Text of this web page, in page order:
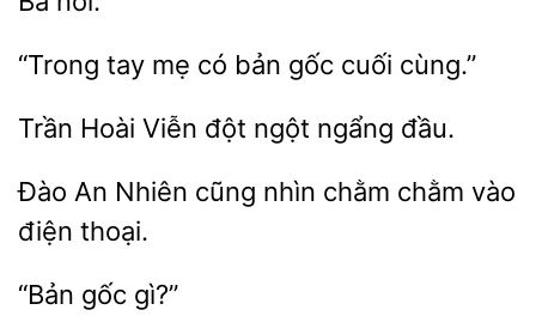
“Trong tay có bản gốc
Hoài Viễn ngẩng đầu.
An
cũng nhìn chằm chằm vào
điện